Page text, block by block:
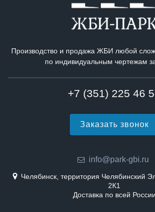
Производство и продажа ЖБИ любой
по индивидуальным чертежам
+7 (351) 225 46
Заказать звонок
info@park-gbi.ru
Челябинск, территория Челябинский
2К1
Доставка по всей России